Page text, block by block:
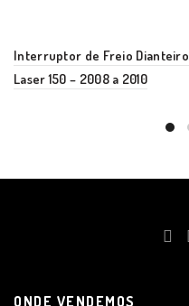
Interruptor de Freio Dianteiro
Laser 150 – 2008 a 2010
ONDE VENDEMOS